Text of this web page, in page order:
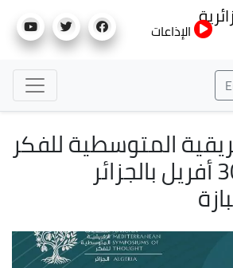
إلى
الإذاعات
المتوسطية للفكر
من 28 إلى 30 أفريل بالجزائر